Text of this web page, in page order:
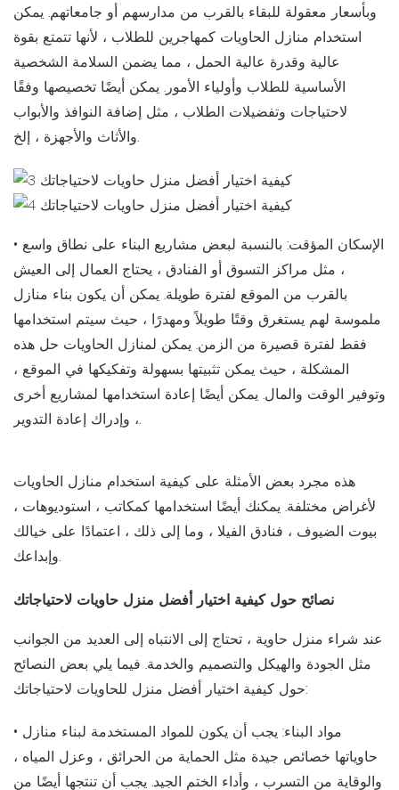
وبأسعار معقولة للبقاء بالقرب من مدارسهم أو جامعاتهم. يمكن
استخدام منازل الحاويات كمهاجرين للطلاب ، لأنها تتمتع بقوة
عالية وقدرة عالية الحمل ، مما يضمن السلامة الشخصية
الأساسية للطلاب وأولياء الأمور. يمكن أيضًا تخصيصها وفقًا
لاحتياجات وتفضيلات الطلاب ، مثل إضافة النوافذ والأبواب
والأثاث والأجهزة ، إلخ.
• الإسكان المؤقت: بالنسبة لبعض مشاريع البناء على نطاق واسع
، مثل مراكز التسوق أو الفنادق ، يحتاج العمال إلى العيش
بالقرب من الموقع لفترة طويلة. يمكن أن يكون بناء منازل
ملموسة لهم يستغرق وقتًا طويلاً ومهدرًا ، حيث سيتم استخدامها
فقط لفترة قصيرة من الزمن. يمكن لمنازل الحاويات حل هذه
المشكلة ، حيث يمكن تثبيتها بسهولة وتفكيكها في الموقع ،
وتوفير الوقت والمال. يمكن أيضًا إعادة استخدامها لمشاريع أخرى
، وإدراك إعادة التدوير.
هذه مجرد بعض الأمثلة على كيفية استخدام منازل الحاويات
لأغراض مختلفة. يمكنك أيضًا استخدامها كمكاتب ، استوديوهات ،
بيوت الضيوف ، فنادق الفيلا ، وما إلى ذلك ، اعتمادًا على خيالك
وإبداعك.
نصائح حول كيفية اختيار أفضل منزل حاويات لاحتياجاتك
عند شراء منزل حاوية ، تحتاج إلى الانتباه إلى العديد من الجوانب
مثل الجودة والهيكل والتصميم والخدمة. فيما يلي بعض النصائح
حول كيفية اختيار أفضل منزل للحاويات لاحتياجاتك:
• مواد البناء: يجب أن يكون للمواد المستخدمة لبناء منازل
حاوياتها خصائص جيدة مثل الحماية من الحرائق ، وعزل المياه ،
والوقاية من التسرب ، وأداء الختم الجيد. يجب أن تنتجها أيضًا من